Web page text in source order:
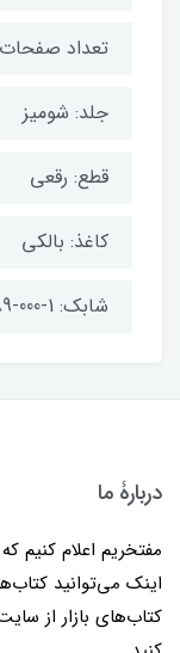
تعداد صفحات:
جلد: شومیز
قطع: رقعی
کاغذ: بالکی
شابک: 1-000-289-622-978
دربارۀ ما
اینک می‌توانید
کتاب‌های بازار از